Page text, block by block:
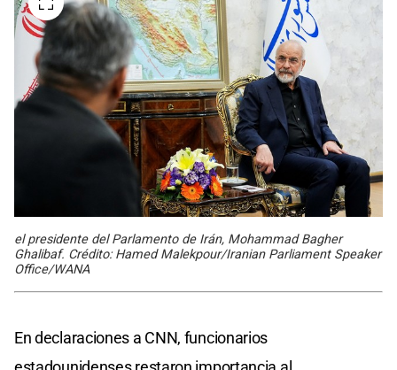
el presidente del Parlamento de Irán, Mohammad Bagher
Ghalibaf. Crédito: Hamed Malekpour/Iranian Parliament Speaker
Office/WANA
En declaraciones a CNN, funcionarios